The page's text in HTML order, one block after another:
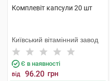
Комплевіт капсули 20 шт
Київський вітамінний завод
Є в наявності
від 96.20 грн